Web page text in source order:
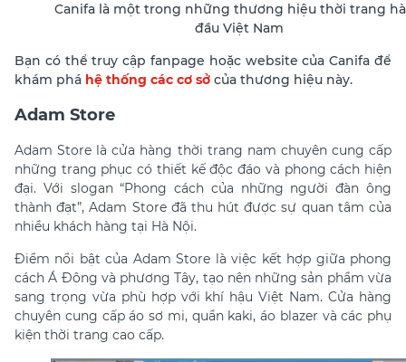
Canifa là một trong những thương hiệu thời trang
đầu Việt Nam
Bạn có thể truy cập fanpage hoặc website của Canifa để
khám phá hệ thống các cơ sở của thương hiệu này.
Adam Store
Adam Store là cửa hàng thời trang nam chuyên cung cấp
những trang phục có thiết kế độc đáo và phong cách hiện
đại. Với slogan “Phong cách của những người đàn ông
thành đạt”, Adam Store đã thu hút được sự quan tâm của
nhiều khách hàng tại Hà Nội.
Điểm nổi bật của Adam Store là việc kết hợp giữa phong
cách Á Đông và phương Tây, tạo nên những sản phẩm vừa
sang trọng vừa phù hợp với khí hậu Việt Nam. Cửa hàng
chuyên cung cấp áo sơ mi, quần kaki, áo blazer và các phụ
kiện thời trang cao cấp.